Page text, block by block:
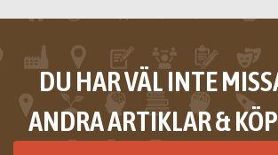
DU HAR VÄL INTE
ANDRA ARTIKLAR &